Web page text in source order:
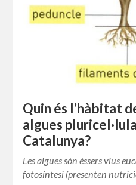
Quin és l’hàbitat
algues
Catalunya?
Les algues són éssers vius
fotosíntesi (presenten